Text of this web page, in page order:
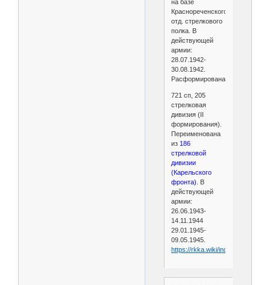
на базе
Краснореченского
отд. стрелкового
полка. В
действующей
армии:
28.07.1942-
30.08.1942.
Расформирована.
721 сп, 205
стрелковая
дивизия (II
формирования).
Переименована
из 186
стрелковой
дивизии
(Карельского
фронта) . В
действующей
армии:
26.06.1943-
14.11.1944
29.01.1945-
09.05.1945.
https://rkka.wiki/index.php/